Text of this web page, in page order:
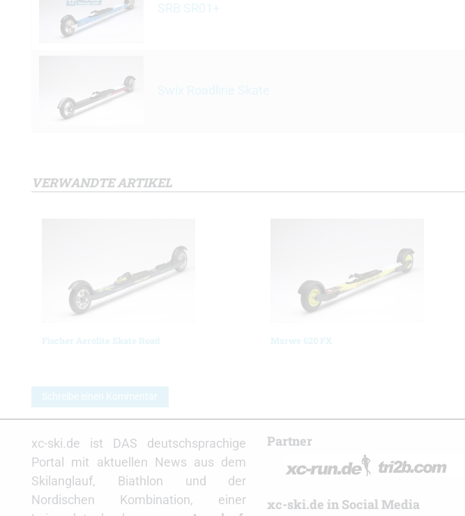
SRB SR01+
VERWANDTE ARTIKEL
Fischer Aerolite Skate Road Marwe 620 FX
Schreibe einen Kommentar
xc-ski.de ist DAS deutschsprachige
Portal mit aktuellen News aus dem
Skilanglauf, Biathlon und der
Nordischen Kombination, einer
Partner
xc-ski.de in Social Media